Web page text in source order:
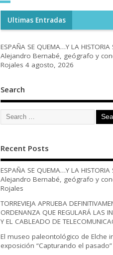
Ultimas Entradas
ESPAÑA SE QUEMA…Y LA HISTORIA
Alejandro Bernabé, geógrafo y
Rojales 4 agosto, 2026
Search
Recent Posts
ESPAÑA SE QUEMA…Y LA HISTORIA
Alejandro Bernabé, geógrafo y
Rojales
TORREVIEJA APRUEBA
ORDENANZA QUE REGULARÁ LAS
Y EL CABLEADO DE
El museo paleontológico de Elche
exposición “Capturando el pasado”